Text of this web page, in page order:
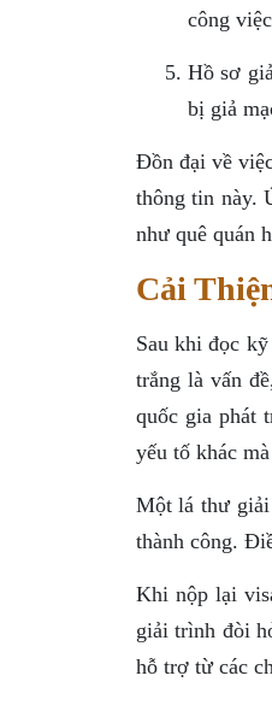
công
Hồ sơ
bị giả
Đồn đại về
thông tin này.
như quê quán
Cải
Sau khi đọc
trắng là vấn
quốc gia phát
yếu tố khác
Một lá thư giải
thành công.
Khi nộp lại
giải trình đòi
hỗ trợ từ các